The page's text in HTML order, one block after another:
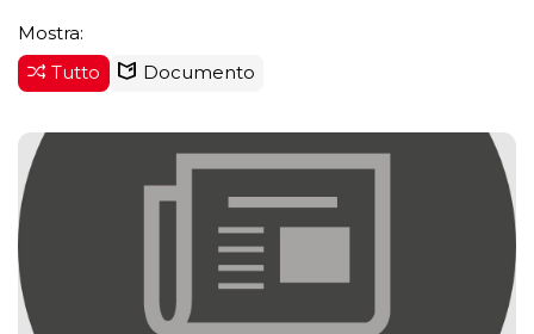
Mostra:
Tutto
Documento